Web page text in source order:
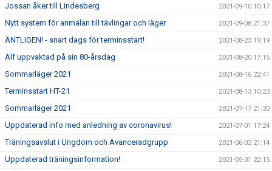
Jossan åker till Lindesberg 2021-09-10 10:17
Nytt system för anmälan till tävlingar och läger 2021-09-08 21:37
ÄNTLIGEN! - snart dags för terminsstart! 2021-08-23 19:19
Alf uppvaktad på sin 80-årsdag 2021-08-20 17:15
Sommarläger 2021 2021-08-16 22:41
Terminsstart HT-21 2021-08-13 10:23
Sommarläger 2021 2021-07-17 21:30
Uppdaterad info med anledning av coronavirus! 2021-07-01 17:24
Träningsavslut i Ungdom och Avanceradgrupp 2021-06-02 21:14
Uppdaterad träningsinformation! 2021-05-31 22:15